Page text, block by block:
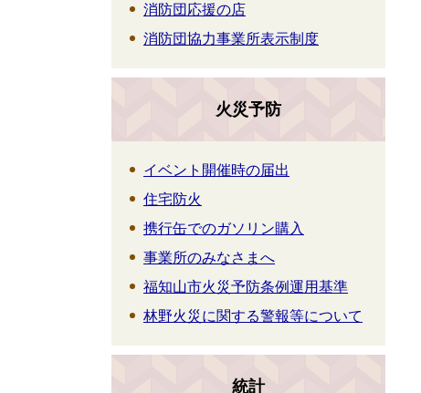
消防団応援の店
消防団協力事業所表示制度
火災予防
イベント開催時の届出
住宅防火
携行缶でのガソリン購入
事業所のみなさまへ
福知山市火災予防条例運用基準
林野火災に関する警報等について
統計